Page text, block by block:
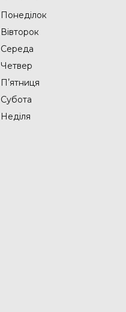
Понеділок
Вівторок
Середа
Четвер
Пʼятниця
Субота
Неділя